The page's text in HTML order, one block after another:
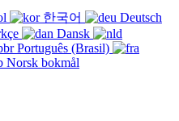
한국어
Deutsch
Dansk
Português (Brasil)
Norsk bokmål